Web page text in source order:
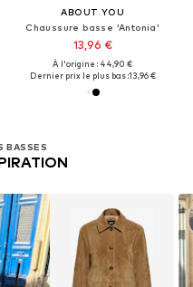
BASSES
ABOUT YOU
Chaussure basse 'Antonia'
13,96 €
À l'origine : 44,90 €
Dernier prix le plus bas :13,96 €